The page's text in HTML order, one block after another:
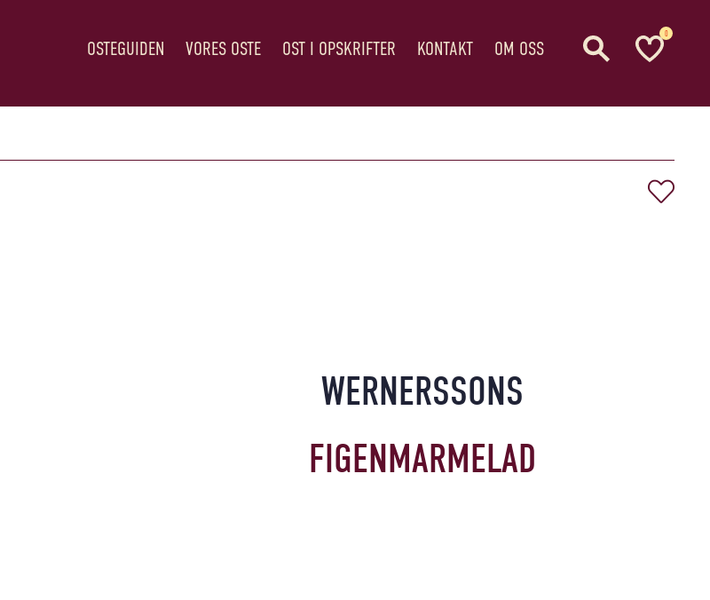
OSTEGUIDEN VORES OSTE OST I OPSKRIFTER KONTAKT OM OSS
0
WERNERSSONS
FIGENMARMELAD